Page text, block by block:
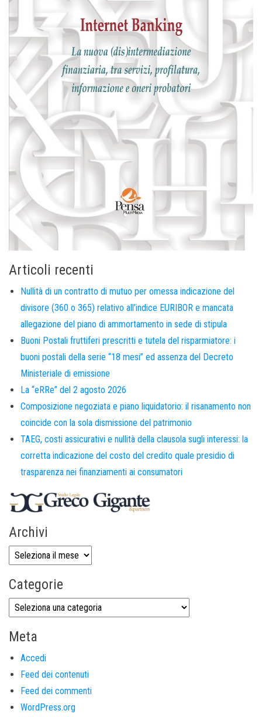
Articoli recenti
Nullità di un contratto di mutuo per omessa indicazione del
divisore (360 o 365) relativo all’indice EURIBOR e mancata
allegazione del piano di ammortamento in sede di stipula
Buoni Postali fruttiferi prescritti e tutela del risparmiatore: i
buoni postali della serie “18 mesi” ed assenza del Decreto
Ministeriale di emissione
La “eRRe” del 2 agosto 2026
Composizione negoziata e piano liquidatorio: il risanamento non
coincide con la sola dismissione del patrimonio
TAEG, costi assicurativi e nullità della clausola sugli interessi: la
corretta indicazione del costo del credito quale presidio di
trasparenza nei finanziamenti ai consumatori
Archivi
Categorie
Meta
Accedi
Feed dei contenuti
Feed dei commenti
WordPress.org